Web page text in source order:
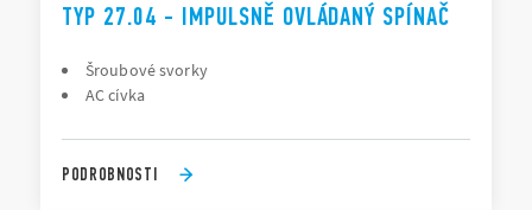
TYP 27.04 - IMPULSNĚ OVLÁDANÝ SPÍNAČ
Šroubové svorky
AC cívka
PODROBNOSTI